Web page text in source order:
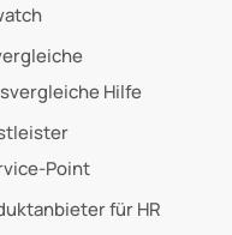
Hilfe
Point
für HR